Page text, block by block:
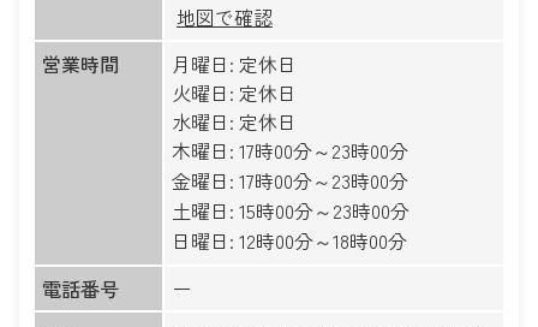
地図で確認
営業時間
月曜日: 定休日
火曜日: 定休日
水曜日: 定休日
木曜日: 17時00分～23時00分
金曜日: 17時00分～23時00分
土曜日: 15時00分～23時00分
日曜日: 12時00分～18時00分
電話番号
ー